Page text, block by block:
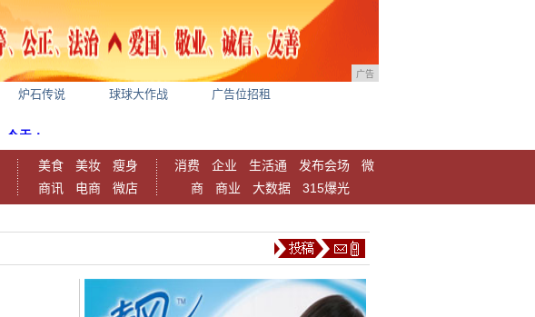
广告
炉石传说 球球大作战 广告位招租
美食 美妆
瘦身
商讯
电商 微店
消费 企业 生活通 发布会场
微
商
商业 大数据 315爆光